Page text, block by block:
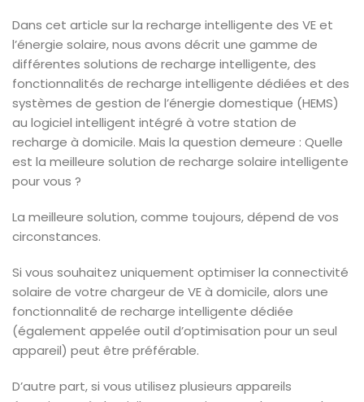
Dans cet article sur la recharge intelligente des VE et
l’énergie solaire, nous avons décrit une gamme de
différentes solutions de recharge intelligente, des
fonctionnalités de recharge intelligente dédiées et des
systèmes de gestion de l’énergie domestique (HEMS)
au logiciel intelligent intégré à votre station de
recharge à domicile. Mais la question demeure : Quelle
est la meilleure solution de recharge solaire intelligente
pour vous ?
La meilleure solution, comme toujours, dépend de vos
circonstances.
Si vous souhaitez uniquement optimiser la connectivité
solaire de votre chargeur de VE à domicile, alors une
fonctionnalité de recharge intelligente dédiée
(également appelée outil d’optimisation pour un seul
appareil) peut être préférable.
D’autre part, si vous utilisez plusieurs appareils